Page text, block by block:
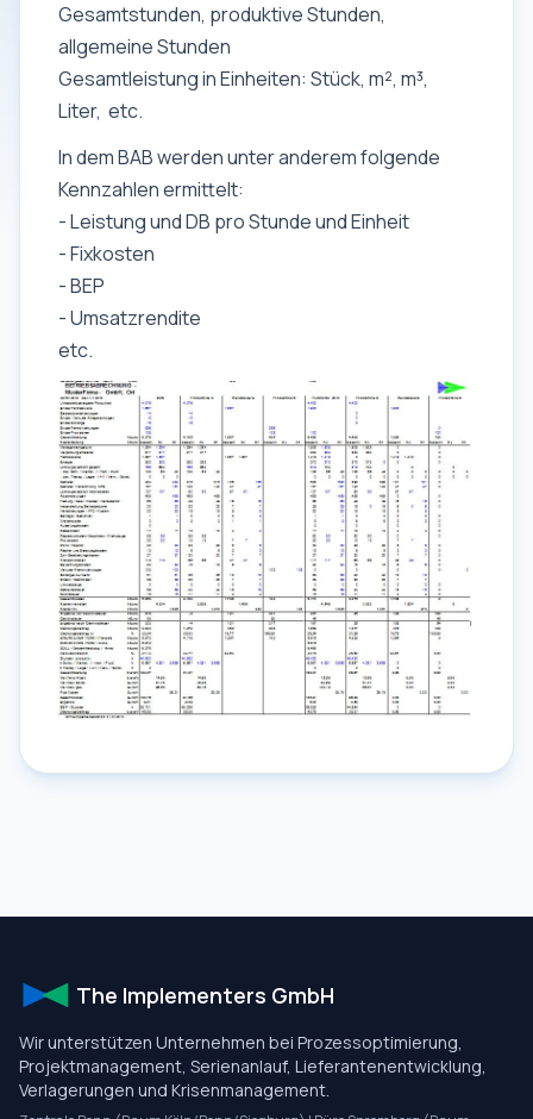
Gesamtstunden, produktive Stunden,
allgemeine Stunden
Gesamtleistung in Einheiten: Stück, m², m³,
Liter, etc.
In dem BAB werden unter anderem folgende
Kennzahlen ermittelt:
- Leistung und DB pro Stunde und Einheit
- Fixkosten
- BEP
- Umsatzrendite
etc.
The Implementers GmbH
Wir unterstützen Unternehmen bei Prozessoptimierung,
Projektmanagement, Serienanlauf, Lieferantenentwicklung,
Verlagerungen und Krisenmanagement.